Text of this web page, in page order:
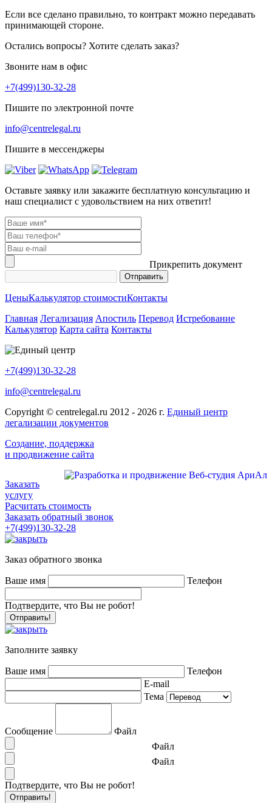
Если все сделано правильно, то контракт можно передавать
принимающей стороне.
Остались вопросы? Хотите сделать заказ?
Звоните нам в офис
+7(499)130-32-28
Пишите по электронной почте
info@centrelegal.ru
Пишите в мессенджеры
Оставьте заявку или закажите бесплатную консультацию и
наш специалист с удовольствием на них ответит!
Прикрепить документ
ЦеныКалькулятор стоимостиКонтакты
Главная Легализация Апостиль Перевод Истребование
Калькулятор Карта сайта Контакты
+7(499)130-32-28
info@centrelegal.ru
Copyright © centrelegal.ru 2012 - 2026 г. Единый центр
легализации документов
Создание, поддержка
и продвижение сайта
Заказать
услугу
Расчитать стоимость
Заказать обратный звонок
+7(499)130-32-28
Заказ обратного звонка
Ваше имя Телефон
Подтвердите, что Вы не робот!
Заполните заявку
Ваше имя
Телефон
E-mail
Тема
Сообщение
Файл
Файл
Файл
Подтвердите, что Вы не робот!